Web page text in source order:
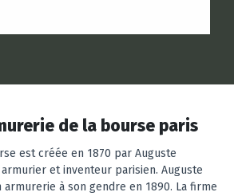
de la bourse paris
est créée en 1870 par Auguste
armurier et inventeur parisien. Auguste
armurerie à son gendre en 1890. La firme